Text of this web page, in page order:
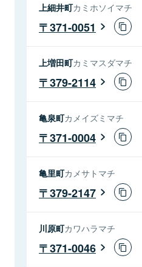
上細井町カミホソイマチ
371-0051
上増田町カミマスダマチ
379-2114
亀泉町カメイズミマチ
371-0004
亀里町カメサトマチ
379-2147
川原町カワハラマチ
371-0046